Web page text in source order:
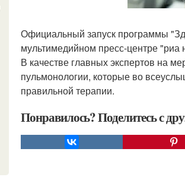
Официальный запуск программы
мультимедийном пресс-центре "риа
В качестве главных экспертов на
пульмонологии, которые во
правильной терапии.
Понравилось? Поделитесь с